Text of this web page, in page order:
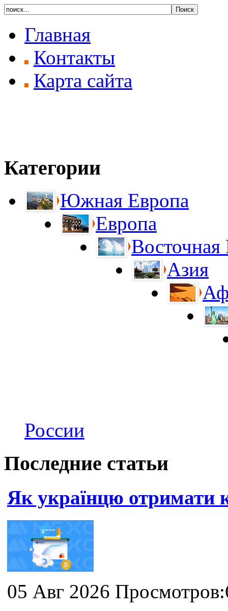
Главная
Контакты
Карта сайта
Категории
Южная Европа
Европа
Восточная
Азия
России
Последние статьи
Як українцю отримати
05 Авг 2026